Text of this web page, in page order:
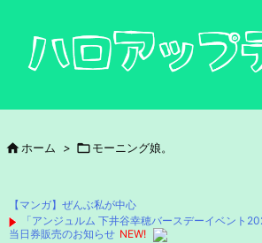
 ホーム > モーニング娘。
【マンガ】ぜんぶ私が中心
「アンジュルム 下井谷幸穂バースデーイベント
当日券販売のお知らせ NEW!